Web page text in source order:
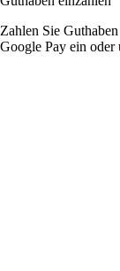
Zahlen Sie
Google Pay ein